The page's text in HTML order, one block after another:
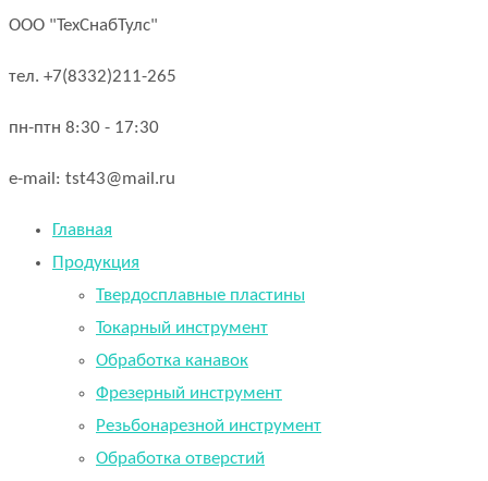
ООО "ТехСнабТулс"
тел. +7(8332)211-265
пн-птн 8:30 - 17:30
e-mail: tst43@mail.ru
Главная
Продукция
Твердосплавные пластины
Токарный инструмент
Обработка канавок
Фрезерный инструмент
Резьбонарезной инструмент
Обработка отверстий